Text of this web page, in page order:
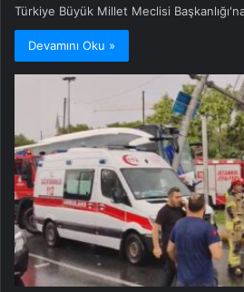
Türkiye Büyük Millet Meclisi
Devamını Oku »